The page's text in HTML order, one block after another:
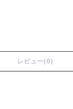
レビュー(0)